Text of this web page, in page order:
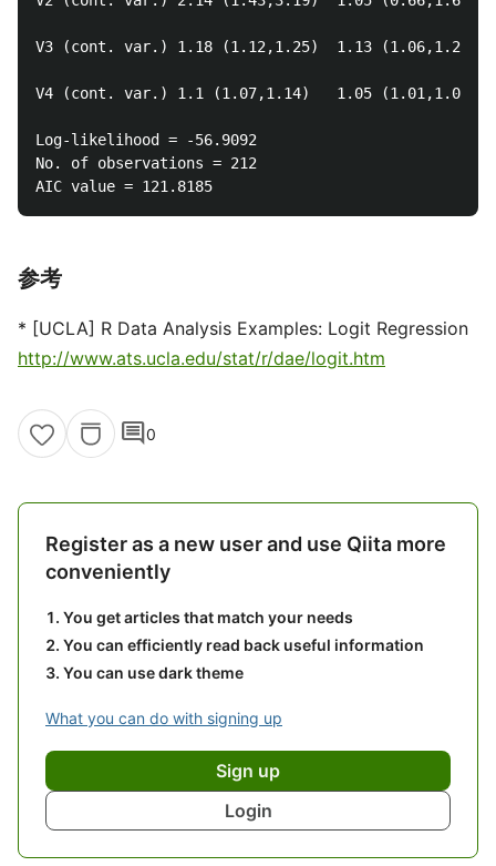
V3 (cont. var.) 1.18 (1.12,1.25)  1.13 (1.06,1.2)
V4 (cont. var.) 1.1 (1.07,1.14)   1.05
Log-likelihood = -56.9092
No. of observations = 212
参考
* [UCLA] R Data Analysis Examples: Logit Regression
http://www.ats.ucla.edu/stat/r/dae/logit.htm
comment0
Register as a new user and use Qiita more
conveniently
You get articles that match your needs
You can efficiently read back useful information
You can use dark theme
What you can do with signing up
Sign up
Login